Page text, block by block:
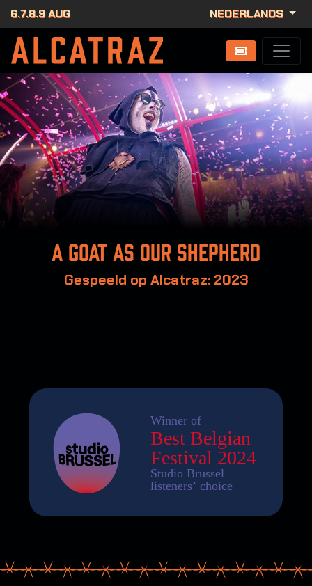
6.7.8.9 AUG NEDERLANDS
A goat as our shepherd
Gespeeld op Alcatraz: 2023